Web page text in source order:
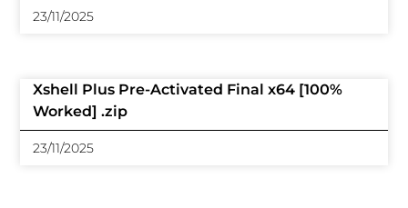
23/11/2025
Xshell Plus Pre-Activated Final x64 [100%
Worked] .zip
23/11/2025